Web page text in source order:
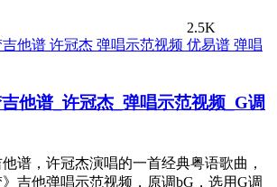
2.5K
弹唱
他谱_许冠杰_弹唱示范视频_G调
谱，许冠杰演唱的一首经典粤语歌曲，
》吉他弹唱示范视频，原调bG，选用G调